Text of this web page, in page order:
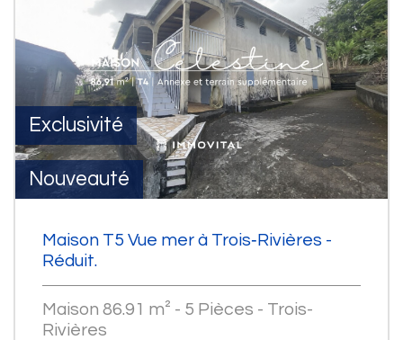
Exclusivité
Nouveauté
Maison T5 Vue mer à Trois‑Rivières -
Réduit.
Maison 86.91 m² - 5 Pièces - Trois-
Rivières